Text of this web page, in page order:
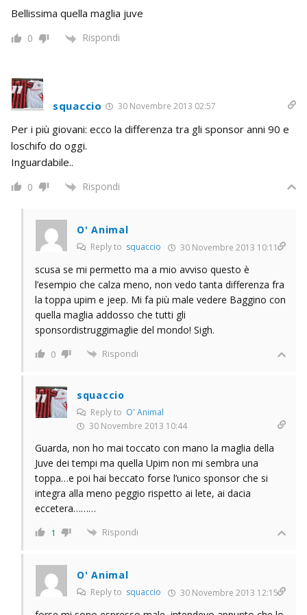
Bellissima quella maglia juve
0 Rispondi
squaccio 30 Novembre 2013 02:57
Per i più giovani: ecco la differenza tra gli sponsor anni 90 e
loschifo do oggi.
Inguardabile..
0 Rispondi
O' Animal
Reply to squaccio 30 Novembre 2013 10:11
scusa se mi permetto ma a mio avviso questo è
l’esempio che calza meno, non vedo tanta differenza fra
la toppa upim e jeep. Mi fa più male vedere Baggino con
quella maglia addosso che tutti gli
sponsordistruggimaglie del mondo! Sigh.
0 Rispondi
squaccio
Reply to O' Animal
30 Novembre 2013 10:44
Guarda, non ho mai toccato con mano la maglia della
Juve dei tempi ma quella Upim non mi sembra una
toppa…e poi hai beccato forse l’unico sponsor che si
integra alla meno peggio rispetto ai lete, ai dacia
eccetera………
1 Rispondi
O' Animal
Reply to squaccio 30 Novembre 2013 12:15